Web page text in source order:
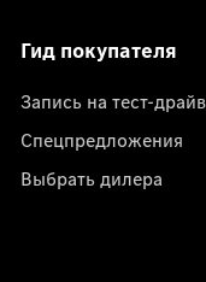
Гид покупателя
Запись на тест-драйв
Спецпредложения
Выбрать дилера